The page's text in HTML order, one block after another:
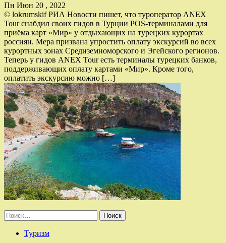
Пн Июн 20 , 2022
© lokrumskif РИА Новости пишет, что туроператор ANEX
Tour снабдил своих гидов в Турции POS-терминалами для
приёма карт «Мир» у отдыхающих на турецких курортах
россиян. Мера призвана упростить оплату экскурсий во всех
курортных зонах Средиземноморского и Эгейского регионов.
Теперь у гидов ANEX Tour есть терминалы турецких банков,
поддерживающих оплату картами «Мир». Кроме того,
оплатить экскурсию можно […]
Найти:
Туризм